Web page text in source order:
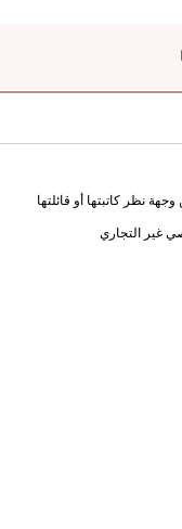
نظر كاتبتها أو قائلتها
غير التجاري